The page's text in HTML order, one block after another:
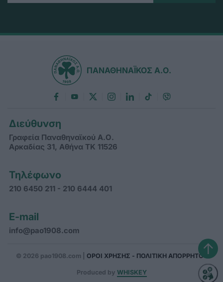
ΠΑΝΑΘΗΝΑΪΚΟΣ Α.Ο.
Διεύθυνση
Γραφεία Παναθηναϊκού Α.Ο.
Αρκαδίας 31, Αθήνα ΤΚ 11526
Τηλέφωνο
210 6450 211 - 210 6444 401
E-mail
info@pao1908.com
© 2026 pao1908.com | ΟΡΟΙ ΧΡΗΣΗΣ - ΠΟΛΙΤΙΚΗ ΑΠΟΡΡΗΤΟΥ
Produced by WHISKEY
↑